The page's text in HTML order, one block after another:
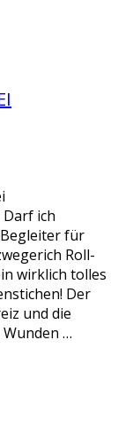
Darf ich
für
Roll-
wirklich tolles
Der
und die
…